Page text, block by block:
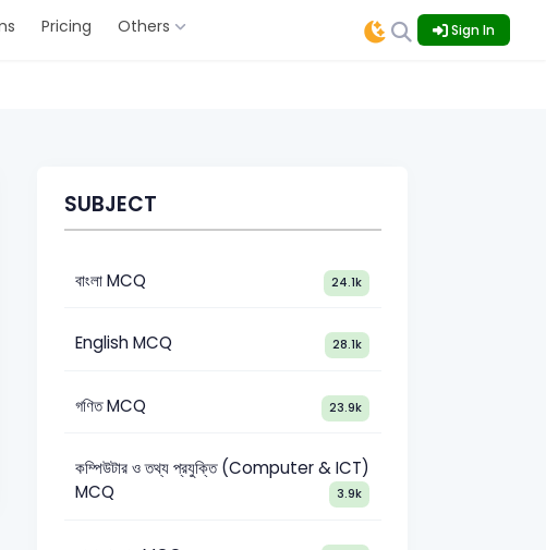
Pricing Others Sign In
SUBJECT
বাংলা MCQ 24.1k
English MCQ 28.1k
গণিত MCQ 23.9k
কম্পিউটার ও তথ্য প্রযুক্তি (Computer & ICT)
MCQ
3.9k